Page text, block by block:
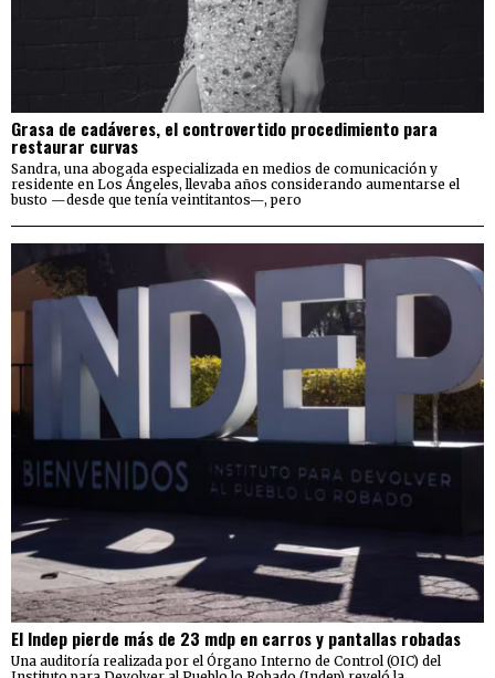
Grasa de cadáveres, el controvertido procedimiento para
restaurar curvas
Sandra, una abogada especializada en medios de comunicación y
residente en Los Ángeles, llevaba años considerando aumentarse el
busto —desde que tenía veintitantos—, pero
El Indep pierde más de 23 mdp en carros y pantallas robadas
Una auditoría realizada por el Órgano Interno de Control (OIC) del